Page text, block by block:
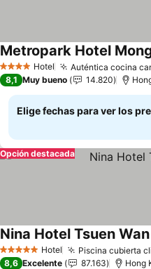
4 EstrellasHotel Auténtica cocina
Metropark Hotel
8,1 Muy bueno 14.820
Elige fechas para ver los
Opción destacada
5 Estrellas Hotel Piscina cubierta
Nina Hotel Tsuen
8,6 Excelente 87.163 Hong